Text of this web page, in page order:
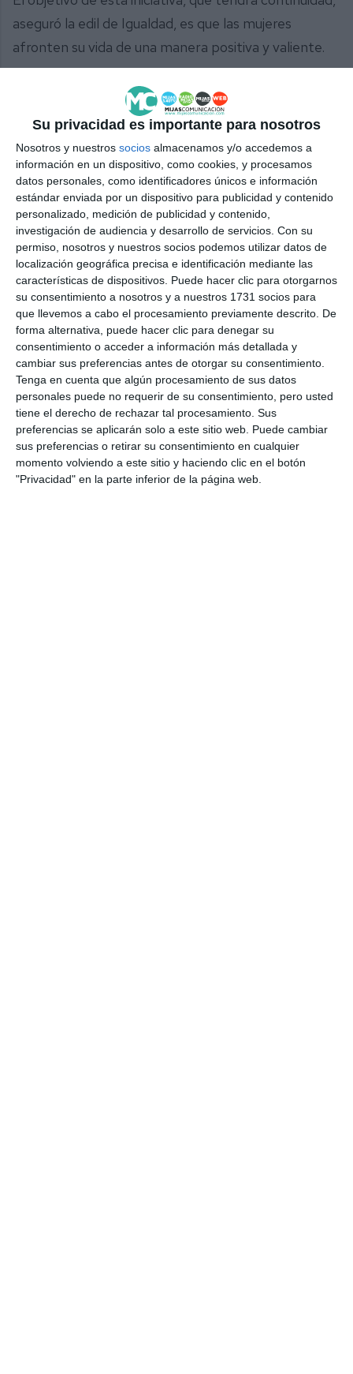
Su privacidad es importante para nosotros
Nosotros y nuestros socios almacenamos y/o accedemos a
información en un dispositivo, como cookies, y procesamos
datos personales, como identificadores únicos e información
estándar enviada por un dispositivo para publicidad y contenido
personalizado, medición de publicidad y contenido,
investigación de audiencia y desarrollo de servicios. Con su
permiso, nosotros y nuestros socios podemos utilizar datos de
localización geográfica precisa e identificación mediante las
características de dispositivos. Puede hacer clic para otorgarnos
su consentimiento a nosotros y a nuestros 1731 socios para
que llevemos a cabo el procesamiento previamente descrito. De
forma alternativa, puede hacer clic para denegar su
consentimiento o acceder a información más detallada y
cambiar sus preferencias antes de otorgar su consentimiento.
Tenga en cuenta que algún procesamiento de sus datos
personales puede no requerir de su consentimiento, pero usted
tiene el derecho de rechazar tal procesamiento. Sus
preferencias se aplicarán solo a este sitio web. Puede cambiar
sus preferencias o retirar su consentimiento en cualquier
momento volviendo a este sitio y haciendo clic en el botón
"Privacidad" en la parte inferior de la página web.
aseguró la edil de Igualdad, es que las mujeres
afronten su vida de una manera positiva y valiente.
Comparte esta noticia desde el siguiente enlace:
https://mijascom.com/?a=24136
MIJAS IGUALDAD MUJER AUTODEFENSA